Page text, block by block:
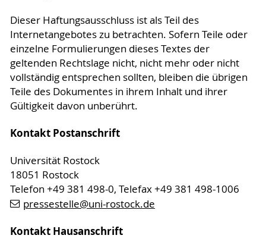
Dieser Haftungsausschluss ist als Teil des
Internetangebotes zu betrachten. Sofern Teile oder
einzelne Formulierungen dieses Textes der
geltenden Rechtslage nicht, nicht mehr oder nicht
vollständig entsprechen sollten, bleiben die übrigen
Teile des Dokumentes in ihrem Inhalt und ihrer
Gültigkeit davon unberührt.
Kontakt Postanschrift
Universität Rostock
18051 Rostock
Telefon +49 381 498-0, Telefax +49 381 498-1006
pressestelle@uni-rostock.de
Kontakt Hausanschrift